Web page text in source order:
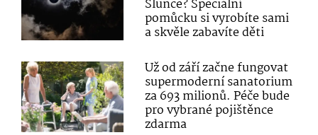
Slunce? Speciální
pomůcku si vyrobíte sami
a skvěle zabavíte děti
Už od září začne fungovat
supermoderní sanatorium
za 693 milionů. Péče bude
pro vybrané pojištěnce
zdarma